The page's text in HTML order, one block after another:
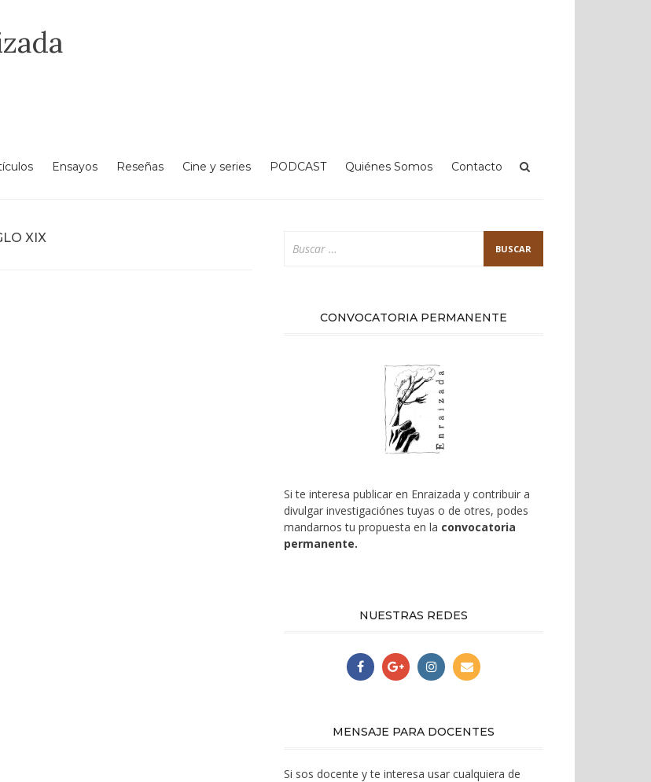
Ensayos Reseñas Cine y series PODCAST Quiénes Somos Contacto
XIX
CONVOCATORIA PERMANENTE
Si te interesa publicar en Enraizada y contribuir a
divulgar investigaciónes tuyas o de otres, podes
mandarnos tu propuesta en la convocatoria
permanente.
NUESTRAS REDES
MENSAJE PARA DOCENTES
Si sos docente y te interesa usar cualquiera de